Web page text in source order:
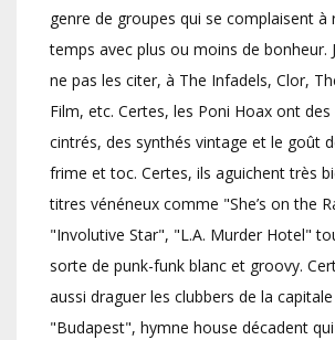
genre de groupes qui se complaisent à
temps avec plus ou moins de bonheur.
ne pas les citer, à The Infadels, Clor,
Film, etc. Certes, les Poni Hoax ont
cintrés, des synthés vintage et le goût
frime et toc. Certes, ils aguichent très
titres vénéneux comme "She’s on the
"Involutive Star", "L.A. Murder Hotel"
sorte de punk-funk blanc et groovy.
aussi draguer les clubbers de la
"Budapest", hymne house décadent